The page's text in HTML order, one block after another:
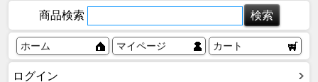
商品検索
ホーム マイページ カート
ログイン